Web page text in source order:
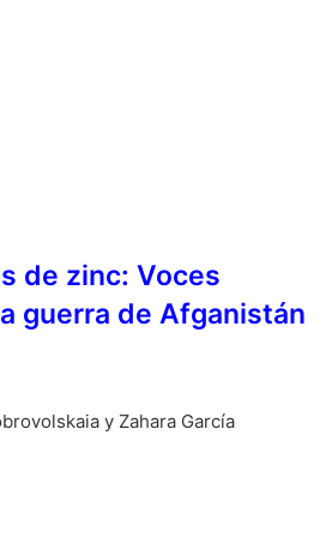
de zinc: Voces
guerra de Afganistán
y Zahara García